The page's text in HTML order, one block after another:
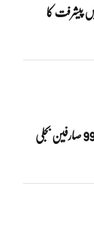
پیشرفت کا
یوکرین کے چرنیہیو علاقے میں تقریباً 99,000 صارفین بجلی